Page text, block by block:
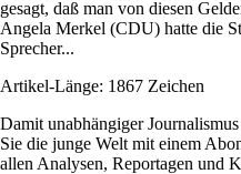
gesagt, daß man von diesen
Angela Merkel (CDU) hatte die
Sprecher...
Artikel-Länge: 1867 Zeichen
Damit unabhängiger
Sie die junge Welt mit einem
allen Analysen, Reportagen und